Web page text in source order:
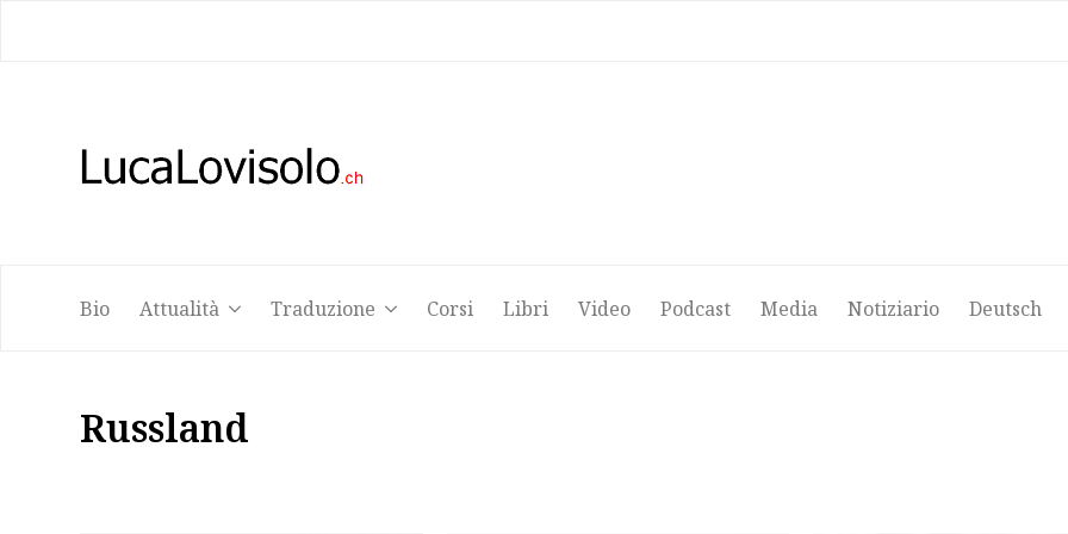
Bio Attualità Traduzione Corsi Libri Video Podcast Media Notiziario Deutsch
Russland